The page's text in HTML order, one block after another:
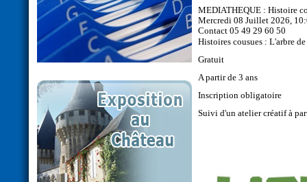
MEDIATHEQUE : Histoire
Mercredi 08 Juillet 2026,
Contact 05 49 29 60 50
Histoires cousues : L'arbre
Gratuit
A partir de 3 ans
Inscription obligatoire
Suivi d'un atelier créatif à